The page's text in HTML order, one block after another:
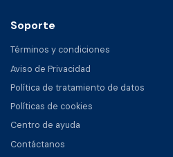
Soporte
Términos y condiciones
Aviso de Privacidad
Política de tratamiento de datos
Políticas de cookies
Centro de ayuda
Contáctanos